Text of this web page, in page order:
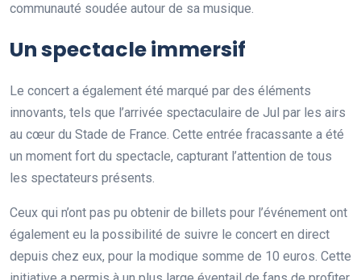
communauté soudée autour de sa musique.
Un spectacle immersif
Le concert a également été marqué par des éléments
innovants, tels que l’arrivée spectaculaire de Jul par les airs
au cœur du Stade de France. Cette entrée fracassante a été
un moment fort du spectacle, capturant l’attention de tous
les spectateurs présents.
Ceux qui n’ont pas pu obtenir de billets pour l’événement ont
également eu la possibilité de suivre le concert en direct
depuis chez eux, pour la modique somme de 10 euros. Cette